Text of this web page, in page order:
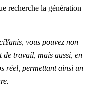
recherche la génération
, vous pouvez non
de travail, mais aussi, en
réel, permettant ainsi un